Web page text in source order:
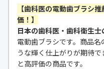
【歯科医の電動歯ブラシ
価！】
日本の歯科医・歯科衛生
電動歯ブラシです。商品
うな輝く仕上がりが期待
と高評価の商品です。